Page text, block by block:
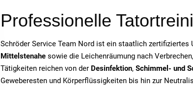
Professionelle
Schröder Service Team Nord ist ein staatlich zertifiziertes
Mittelstenahe sowie die Leichenräumung nach
Tätigkeiten reichen von der Desinfektion, Schimmel- und
Geweberesten und Körperflüssigkeiten bis hin zur